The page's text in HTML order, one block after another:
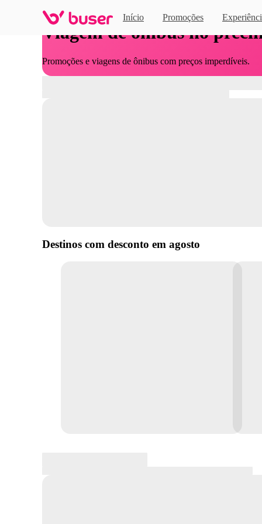
Início Promoções
Viagem de ônibus no
Promoções e viagens de ônibus com preços imperdíveis.
Destinos com desconto em agosto